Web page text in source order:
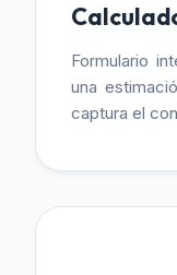
Formulario
una
captura el